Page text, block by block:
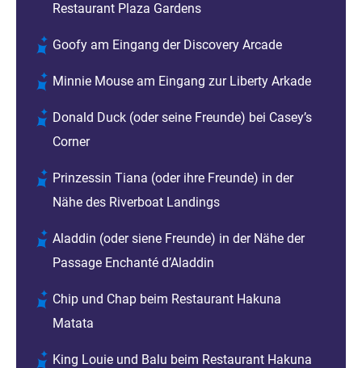
Restaurant Plaza Gardens
Goofy am Eingang der Discovery Arcade
Minnie Mouse am Eingang zur Liberty Arkade
Donald Duck (oder seine Freunde) bei Casey’s
Corner
Prinzessin Tiana (oder ihre Freunde) in der
Nähe des Riverboat Landings
Aladdin (oder siene Freunde) in der Nähe der
Passage Enchanté d’Aladdin
Chip und Chap beim Restaurant Hakuna
Matata
King Louie und Balu beim Restaurant Hakuna